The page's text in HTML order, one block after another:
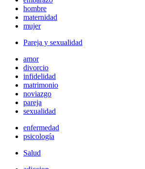
hombre
maternidad
mujer
Pareja y sexualidad
amor
divorcio
infidelidad
matrimonio
noviazgo
pareja
sexualidad
enfermedad
psicología
Salud